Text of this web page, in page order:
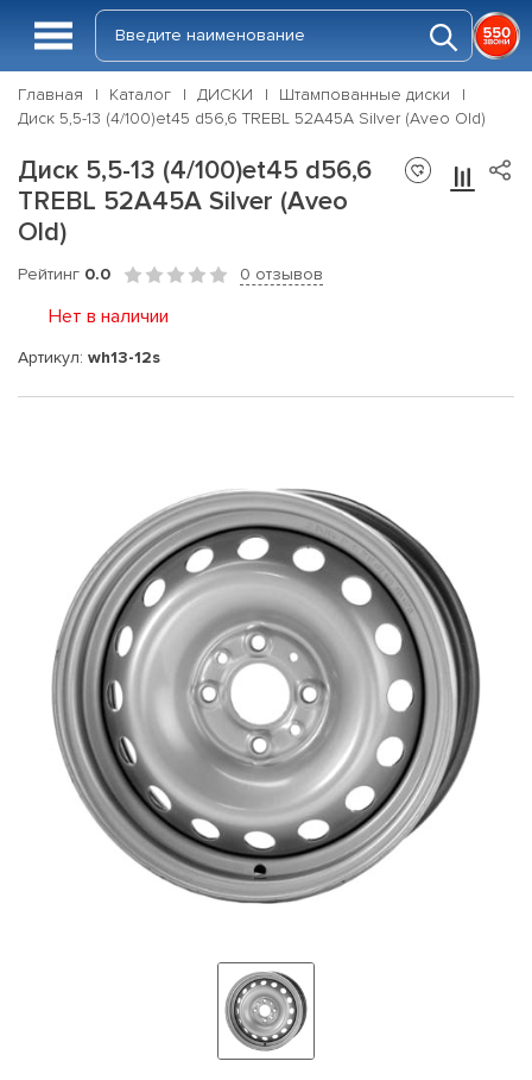
Главная Каталог ДИСКИ
Штампованные диски
Диск 5,5-13 (4/100)et45 d56,6 TREBL 52A45A Silver (Aveo Old)
Диск 5,5-13 (4/100)et45 d56,6
TREBL 52A45A Silver (Aveo
Old)
Рейтинг 0.0 0 отзывов
Нет в наличии
Артикул: wh13-12s